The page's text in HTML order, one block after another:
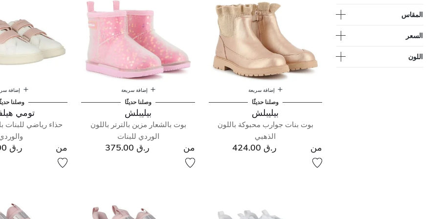
المقاس
السعر
اللون
إضافة سريعة
وصلنا حديثًا
بيليبلش
بوت بنات جوارب محبوكة باللون
الذهبي
من ر.ق 424.00
إضافة سريعة
وصلنا حديثًا
بيليبلش
بوت بالشعار مزين بالترتر باللون
الوردي للبنات
من ر.ق 375.00
إضافة
وصلنا
تومي
حذاء رياضي للبنات
من ر.ق 291.00